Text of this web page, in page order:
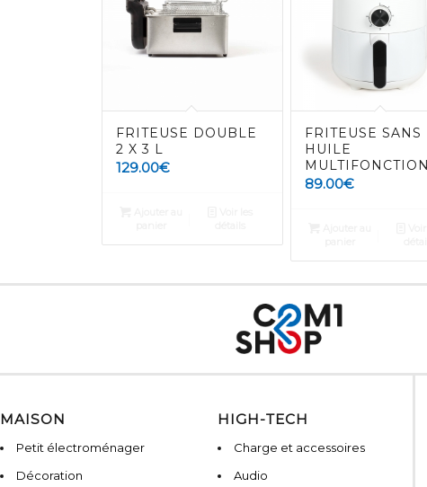
FRITEUSE DOUBLE
2 X 3 L
129.00€
FRITEUSE SANS
HUILE
MULTIFONCTION
89.00€
MAISON
Petit électroménager
Décoration
HIGH-TECH
Charge et accessoires
Audio